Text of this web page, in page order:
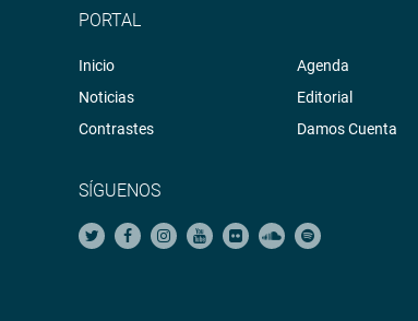
PORTAL
Inicio
Noticias
Contrastes
Agenda
Editorial
Damos Cuenta
SÍGUENOS